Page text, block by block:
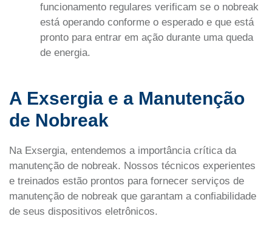
funcionamento regulares verificam se o nobreak
está operando conforme o esperado e que está
pronto para entrar em ação durante uma queda
de energia.
A Exsergia e a Manutenção
de Nobreak
Na Exsergia, entendemos a importância crítica da
manutenção de nobreak. Nossos técnicos experientes
e treinados estão prontos para fornecer serviços de
manutenção de nobreak que garantam a confiabilidade
de seus dispositivos eletrônicos.